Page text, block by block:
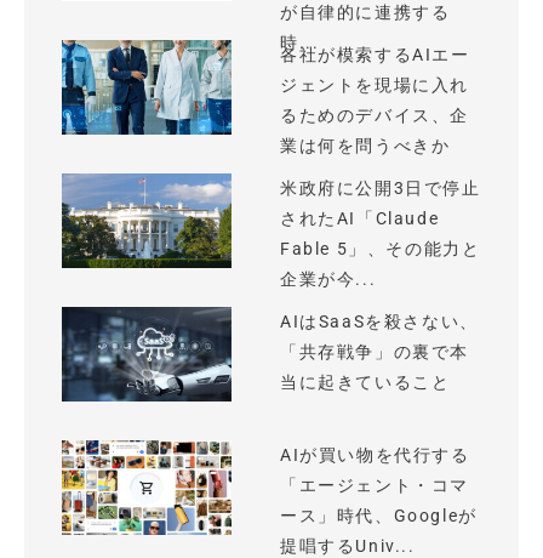
が自律的に連携する
時...
各社が模索するAIエー
ジェントを現場に入れ
るためのデバイス、企
業は何を問うべきか
米政府に公開3日で停止
されたAI「Claude
Fable 5」、その能力と
企業が今...
AIはSaaSを殺さない、
「共存戦争」の裏で本
当に起きていること
AIが買い物を代行する
「エージェント・コマ
ース」時代、Googleが
提唱するUniv...